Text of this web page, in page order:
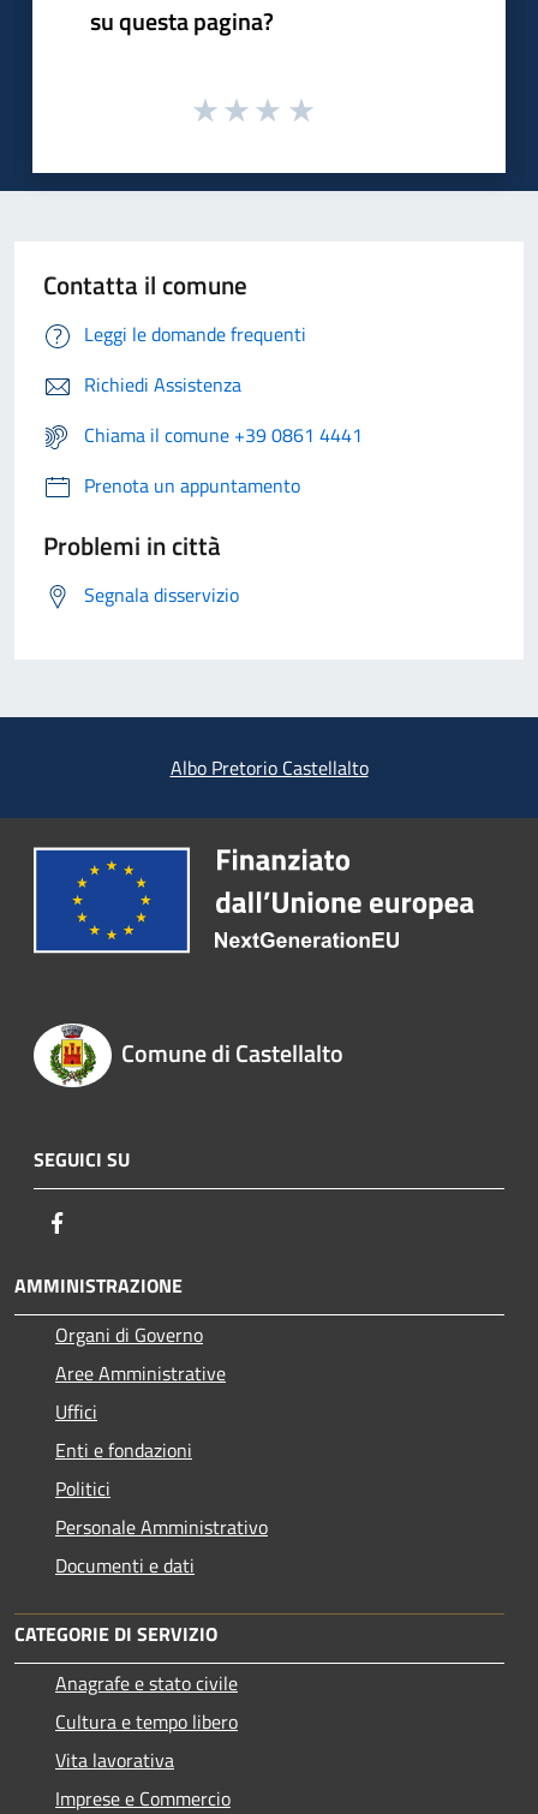
su questa pagina?
Contatta il comune
Leggi le domande frequenti
Richiedi Assistenza
Chiama il comune +39 0861 4441
Prenota un appuntamento
Problemi in città
Segnala disservizio
Albo Pretorio Castellalto
Comune di Castellalto
SEGUICI SU
AMMINISTRAZIONE
Organi di Governo
Aree Amministrative
Uffici
Enti e fondazioni
Politici
Personale Amministrativo
Documenti e dati
CATEGORIE DI SERVIZIO
Anagrafe e stato civile
Cultura e tempo libero
Vita lavorativa
Imprese e Commercio